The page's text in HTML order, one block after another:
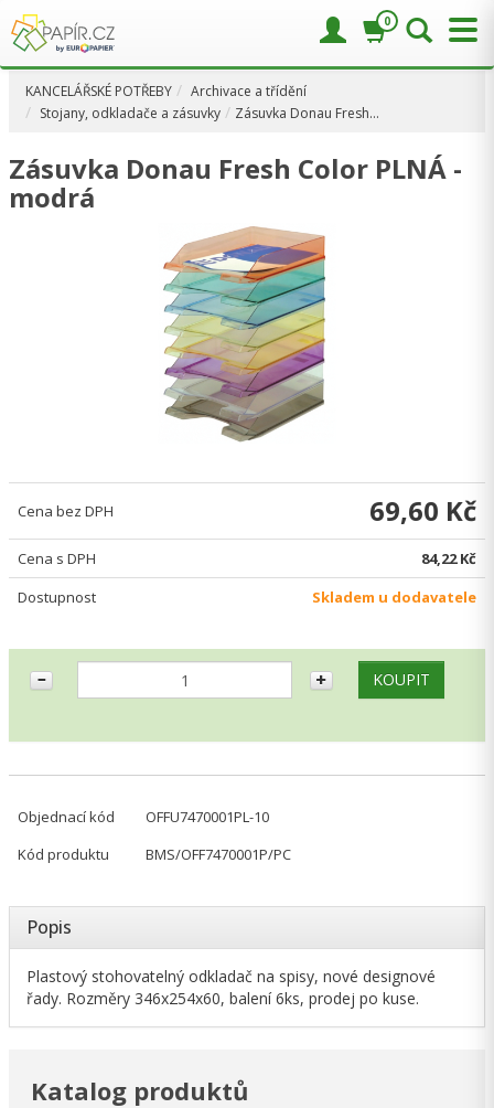
KANCELÁŘSKÉ POTŘEBY
Archivace a třídění
Stojany, odkladače a zásuvky
Zásuvka Donau Fresh…
Zásuvka Donau Fresh Color PLNÁ -
modrá
Cena bez DPH 69,60 Kč
Cena s DPH
84,22 Kč
Dostupnost
Skladem u dodavatele
Objednací kód
OFFU7470001PL-10
Kód produktu
BMS/OFF7470001P/PC
Popis
Plastový stohovatelný odkladač na spisy, nové designové
řady. Rozměry 346x254x60, balení 6ks, prodej po kuse.
Katalog produktů
0